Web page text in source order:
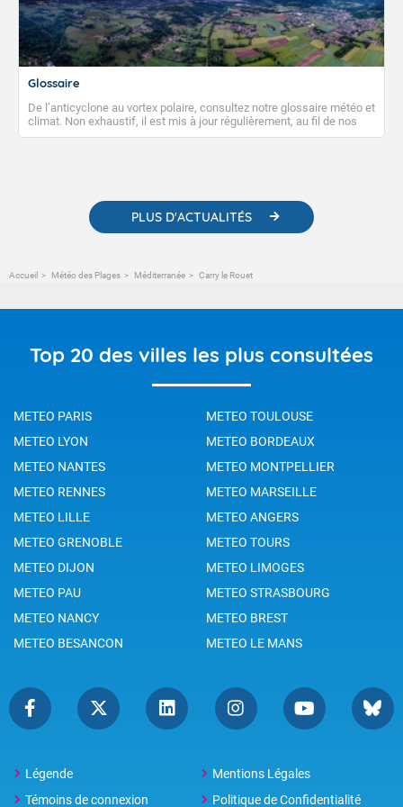
Glossaire
De l’anticyclone au vortex polaire, consultez notre glossaire météo et
climat. Non exhaustif, il est mis à jour régulièrement, au fil de nos
publications. Vous y trouverez également des liens utiles vers nos
PLUS D'ACTUALITÉS
Accueil Météo des Plages Méditerranée Carry le Rouet
Top 20 des villes les plus consultées
METEO PARIS
METEO TOULOUSE
METEO LYON
METEO BORDEAUX
METEO NANTES
METEO MONTPELLIER
METEO RENNES
METEO MARSEILLE
METEO LILLE
METEO ANGERS
METEO GRENOBLE
METEO TOURS
METEO DIJON
METEO LIMOGES
METEO PAU
METEO STRASBOURG
METEO NANCY
METEO BREST
METEO BESANCON
METEO LE MANS
Légende
Mentions Légales
Témoins de connexion
Politique de Confidentialité